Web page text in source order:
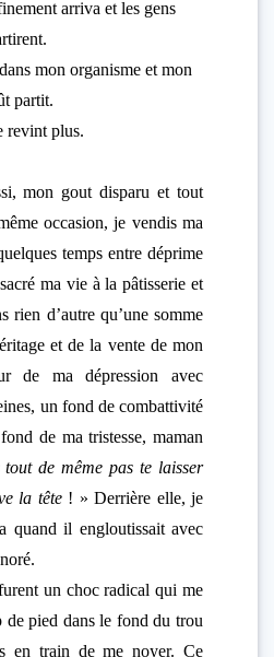
arriva et les gens
mon organisme et mon
partit.
revint plus.
mon gout disparu et tout
occasion, je vendis ma
temps entre déprime
ma vie à la pâtisserie et
rien d’autre qu’une somme
et de la vente de mon
de ma dépression avec
un fond de combattivité
de ma tristesse, maman
de même pas te laisser
la tête! » Derrière elle, je
quand il engloutissait avec
un choc radical qui me
de pied dans le fond du trou
en train de me noyer. Ce